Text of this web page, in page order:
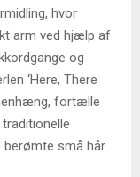
hvor
arm ved hjælp af
og
‘Here, There
fortælle
små hår